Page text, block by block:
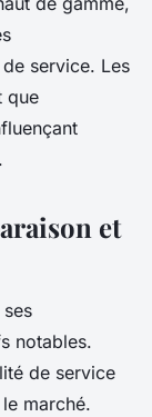
service. Les
que
et
notables.
de service
marché.